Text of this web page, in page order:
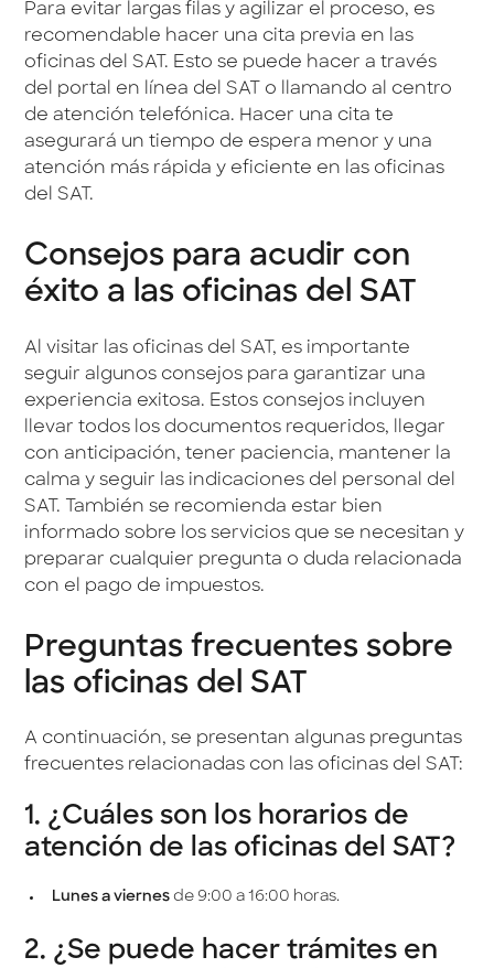
Para evitar largas filas y agilizar el proceso, es
recomendable hacer una cita previa en las
oficinas del SAT. Esto se puede hacer a través
del portal en línea del SAT o llamando al centro
de atención telefónica. Hacer una cita te
asegurará un tiempo de espera menor y una
atención más rápida y eficiente en las oficinas
del SAT.
Consejos para acudir con
éxito a las oficinas del SAT
Al visitar las oficinas del SAT, es importante
seguir algunos consejos para garantizar una
experiencia exitosa. Estos consejos incluyen
llevar todos los documentos requeridos, llegar
con anticipación, tener paciencia, mantener la
calma y seguir las indicaciones del personal del
SAT. También se recomienda estar bien
informado sobre los servicios que se necesitan y
preparar cualquier pregunta o duda relacionada
con el pago de impuestos.
Preguntas frecuentes sobre
las oficinas del SAT
A continuación, se presentan algunas preguntas
frecuentes relacionadas con las oficinas del SAT:
1. ¿Cuáles son los horarios de
atención de las oficinas del SAT?
Lunes a viernesde 9:00 a 16:00 horas.
2. ¿Se puede hacer trámites en